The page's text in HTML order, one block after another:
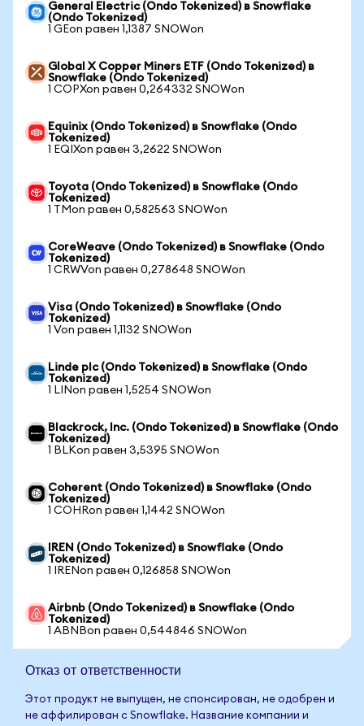
General Electric (Ondo Tokenized) в Snowflake
(Ondo Tokenized)
1 GEon равен 1,1387 SNOWon
Global X Copper Miners ETF (Ondo Tokenized) в
Snowflake (Ondo Tokenized)
1 COPXon равен 0,264332 SNOWon
Equinix (Ondo Tokenized) в Snowflake (Ondo
Tokenized)
1 EQIXon равен 3,2622 SNOWon
Toyota (Ondo Tokenized) в Snowflake (Ondo
Tokenized)
1 TMon равен 0,582563 SNOWon
CoreWeave (Ondo Tokenized) в Snowflake (Ondo
Tokenized)
1 CRWVon равен 0,278648 SNOWon
Visa (Ondo Tokenized) в Snowflake (Ondo
Tokenized)
1 Von равен 1,1132 SNOWon
Linde plc (Ondo Tokenized) в Snowflake (Ondo
Tokenized)
1 LINon равен 1,5254 SNOWon
Blackrock, Inc. (Ondo Tokenized) в Snowflake (Ondo
Tokenized)
1 BLKon равен 3,5395 SNOWon
Coherent (Ondo Tokenized) в Snowflake (Ondo
Tokenized)
1 COHRon равен 1,1442 SNOWon
IREN (Ondo Tokenized) в Snowflake (Ondo
Tokenized)
1 IRENon равен 0,126858 SNOWon
Airbnb (Ondo Tokenized) в Snowflake (Ondo
Tokenized)
1 ABNBon равен 0,544846 SNOWon
Отказ от ответственности
Этот продукт не выпущен, не спонсирован, не одобрен и
не аффилирован с Snowflake. Название компании и